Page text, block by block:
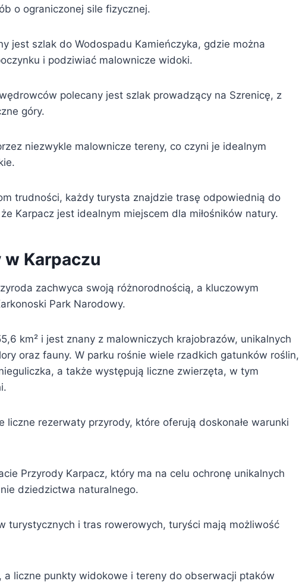
o ograniczonej sile fizycznej.
jest szlak do Wodospadu Kamieńczyka, gdzie można
i podziwiać malownicze widoki.
polecany jest szlak prowadzący na Szrenicę, z
góry.
niezwykle malownicze tereny, co czyni je idealnym
trudności, każdy turysta znajdzie trasę odpowiednią do
Karpacz jest idealnym miejscem dla miłośników natury.
Karpaczu
zachwyca swoją różnorodnością, a kluczowym
Park Narodowy.
km² i jest znany z malowniczych krajobrazów, unikalnych
oraz fauny. W parku rośnie wiele rzadkich gatunków roślin,
a także występują liczne zwierzęta, w tym
liczne rezerwaty przyrody, które oferują doskonałe warunki
Przyrody Karpacz, który ma na celu ochronę unikalnych
dziedzictwa naturalnego.
turystycznych i tras rowerowych, turyści mają możliwość
a liczne punkty widokowe i tereny do obserwacji ptaków